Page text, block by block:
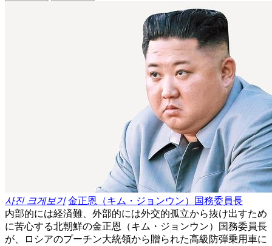
사진 크게보기 金正恩（キム・ジョンウン）国務委員長
内部的には経済難、外部的には外交的孤立から抜け出すため
に苦心する北朝鮮の金正恩（キム・ジョンウン）国務委員長
が、ロシアのプーチン大統領から贈られた高級防弾乗用車に